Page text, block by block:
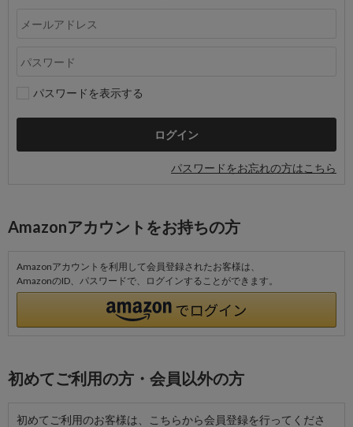
パスワードを表示する
パスワードをお忘れの方はこちら
Amazonアカウントをお持ちの方
Amazonアカウントを利用して会員登録されたお客様は、
AmazonのID、パスワードで、ログインすることができます。
初めてご利用の方・会員以外の方
初めてご利用のお客様は、こちらから会員登録を行ってくださ